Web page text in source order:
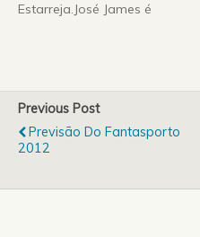
Estarreja.José James é
harmonizador de estilos
musicais tais como o
jazz, o drum’n’bass, a
soul, o hip hop e o R´n´B.O
Previous Post
Previsão Do Fantasporto
2012